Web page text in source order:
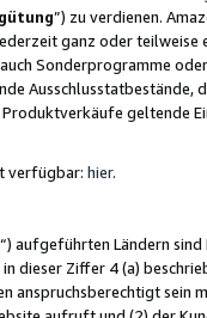
”) zu verdienen.
ganz oder
Sonderprogramme
Ausschlusstatbestände,
geltende
verfügbar: hier.
“) aufgeführten Ländern
in dieser Ziffer 4 (a)
anspruchsberechtigt sein